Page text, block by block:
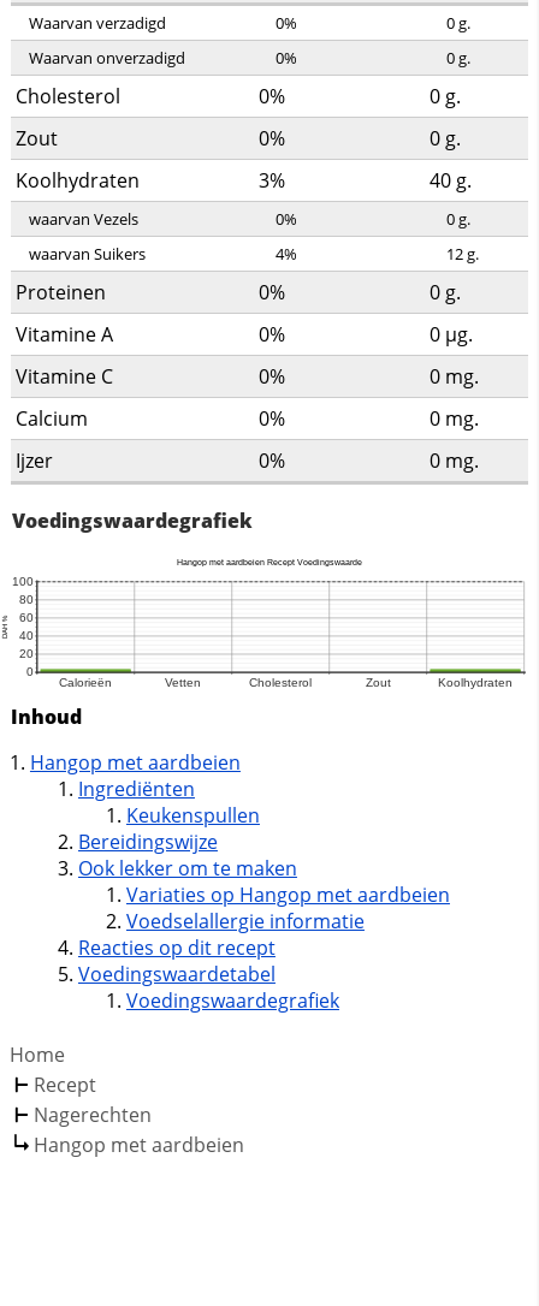
Waarvan verzadigd 0% 0g.
Waarvan onverzadigd
0% 0g.
Cholesterol 0% 0 g.
Zout
0% 0 g.
Koolhydraten
3% 40 g.
waarvan Vezels 0% 0g.
waarvan Suikers
4% 12g.
Proteinen 0% 0 g.
Vitamine A
0% 0 µg.
Vitamine C
0% 0 mg.
Calcium
0% 0 mg.
Ijzer
0% 0 mg.
Voedingswaardegrafiek
Inhoud
Hangop met aardbeien
Ingrediënten
Keukenspullen
Bereidingswijze
Ook lekker om te maken
Variaties op Hangop met aardbeien
Voedselallergie informatie
Reacties op dit recept
Voedingswaardetabel
Voedingswaardegrafiek
Home
Recept
Nagerechten
Hangop met aardbeien